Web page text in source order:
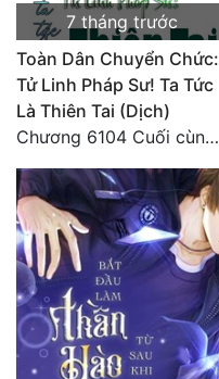
7 tháng trước
Toàn Dân Chuyển Chức:
Tử Linh Pháp Sư! Ta Tức
Là Thiên Tai (Dịch)
Chương 6104 Cuối cùng (HẾT)